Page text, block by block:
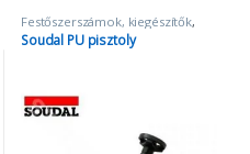
Festőszerszámok, kiegészítők,
Szerszámok
Soudal PU pisztoly